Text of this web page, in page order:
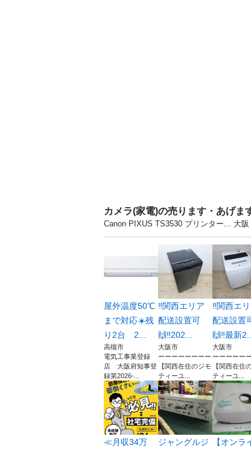
カメラ(家電)の売ります・あげま
Canon PIXUS TS3530 プリンター... 大
屋外温度50℃
まで対応☀️残
り2台 2...
高槻市
電気工事業登録
店 大阪府知事登
録第2026-...
‼️関西エリア
配送設置可
🙌‼️202...
大阪市
ーーーーーーーー
【関西在住のジモ
ティーユ...
‼️関西エ
配送設置
🙌‼️最新2...
大阪市
ーーーーー
【関西在住
ティーユ...
≪月収34万
ジャングルジ
【オンラ